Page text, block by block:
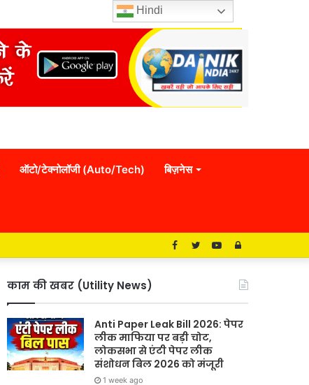
ऑटो/टेक्नोलॉजी (Auto/Tech) बिज़नेस
Log
YouTube
Twitter
Facebook
काम की खबर (Utility News)
Anti Paper Leak Bill 2026: पेपर
लीक माफिया पर बड़ी चोट,
लोकसभा से एंटी पेपर लीक
संशोधन बिल 2026 को मंजूरी
1 week ago
Hindi